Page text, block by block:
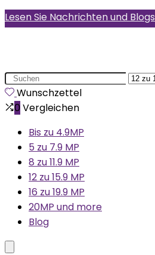
Lesen Sie Nachrichten und Blogs
Search
for:Wunschzettel
0 Vergleichen
Bis zu 4.9MP
5 zu 7.9 MP
8 zu 11.9 MP
12 zu 15.9 MP
16 zu 19.9 MP
20MP und more
Blog